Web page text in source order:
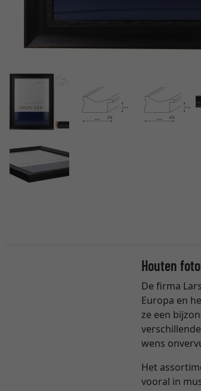
Houten
De firma
Europa en
ze een
wens
Het
vooral in